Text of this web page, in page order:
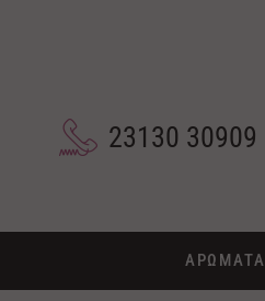
23130 30909
ΑΡΩΜΑΤΑ